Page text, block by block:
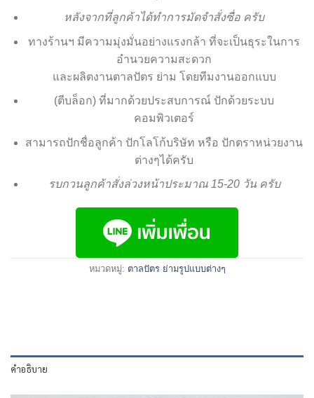
หลังจากที่ลูกค้าได้ทำการมัดจำสั่งซื่อ ครับ
ทางร้านฯ มีความมุ่งมั่นอย่างแรงกล้า ที่จะเป็นธุระในการ
อำนวยความสะดวก
และผลิตงานตาลปัตร ย่าม โดยทีมงานออกแบบ
(ตีบล็อก) ที่มากด้วยประสบการณ์ ปักด้วยระบบ
คอมพิวเตอร์
สามารถปักชื่อลูกค้า ปักโลโก้บริษัท หรือ ปักตราหน่วยงาน
ต่างๆได้ครับ
รบกวนลูกค้าสั่งล่วงหน้าประมาณ 15-20 วัน ครับ
หมวดหมู่: ตาลปัตร ย่ามรูปแบบต่างๆ
คำอธิบาย